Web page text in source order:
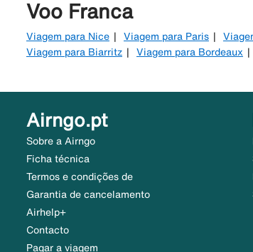
Voo Franca
Viagem para Nice Viagem para Paris
Viagem para Biarritz
Viagem para Bordeaux
Airngo.pt
Sobre a Airngo
Ficha técnica
Termos e condições de
Garantia de cancelamento
Airhelp+
Contacto
Pagar a viagem